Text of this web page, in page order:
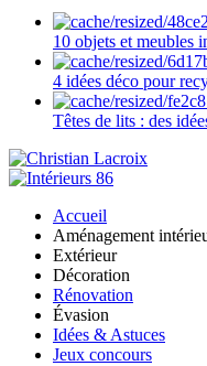
10 objets et meubles
4 idées déco pour
Têtes de lits : des
Accueil
Aménagement
Extérieur
Décoration
Rénovation
Évasion
Idées & Astuces
Jeux concours